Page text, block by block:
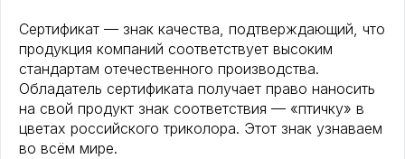
Сертификат — знак качества, подтверждающий, что
продукция компаний соответствует высоким
стандартам отечественного производства.
Обладатель сертификата получает право наносить
на свой продукт знак соответствия — «птичку» в
цветах российского триколора. Этот знак узнаваем
во всём мире.